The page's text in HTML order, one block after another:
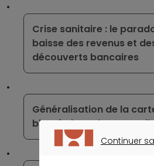
Crise sanitaire : le
baisse des revenus et
découverts bancaires
Généralisation de la
biométrique de BNP
Continuer